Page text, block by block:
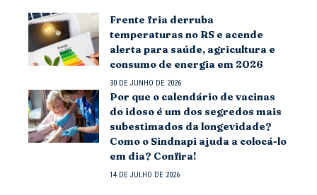
Frente fria derruba
temperaturas no RS e acende
alerta para saúde, agricultura e
consumo de energia em 2026
30 DE JUNHO DE 2026
Por que o calendário de vacinas
do idoso é um dos segredos mais
subestimados da longevidade?
Como o Sindnapi ajuda a colocá-lo
em dia? Confira!
14 DE JULHO DE 2026